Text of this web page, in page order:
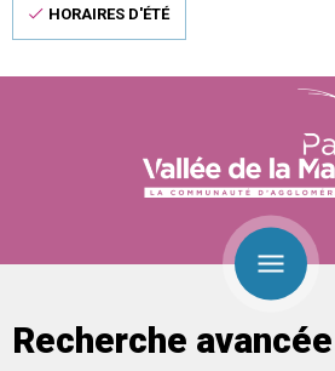
HORAIRES D'ÉTÉ
Recherche avancée